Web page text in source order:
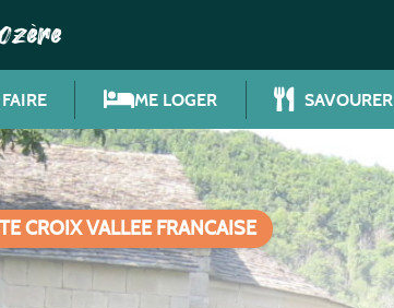
ME LOGER SAVOURER
CROIX VALLEE FRANCAISE